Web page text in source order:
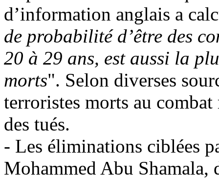
d’information anglais a
de probabilité d’être des
20 à 29 ans, est aussi la
morts". Selon diverses
terroristes morts au
des tués.
- Les éliminations ciblées
Mohammed Abu Shamala,